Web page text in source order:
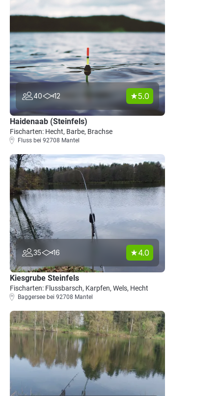
40 12 5.0
Haidenaab (Steinfels)
Fischarten: Hecht, Barbe, Brachse
Fluss bei 92708 Mantel
35 16 4.0
Kiesgrube Steinfels
Fischarten: Flussbarsch, Karpfen, Wels, Hecht
Baggersee bei 92708 Mantel